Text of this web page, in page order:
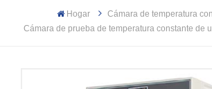
Hogar
Cámara de temperatura
Cámara de prueba de temperatura constante de